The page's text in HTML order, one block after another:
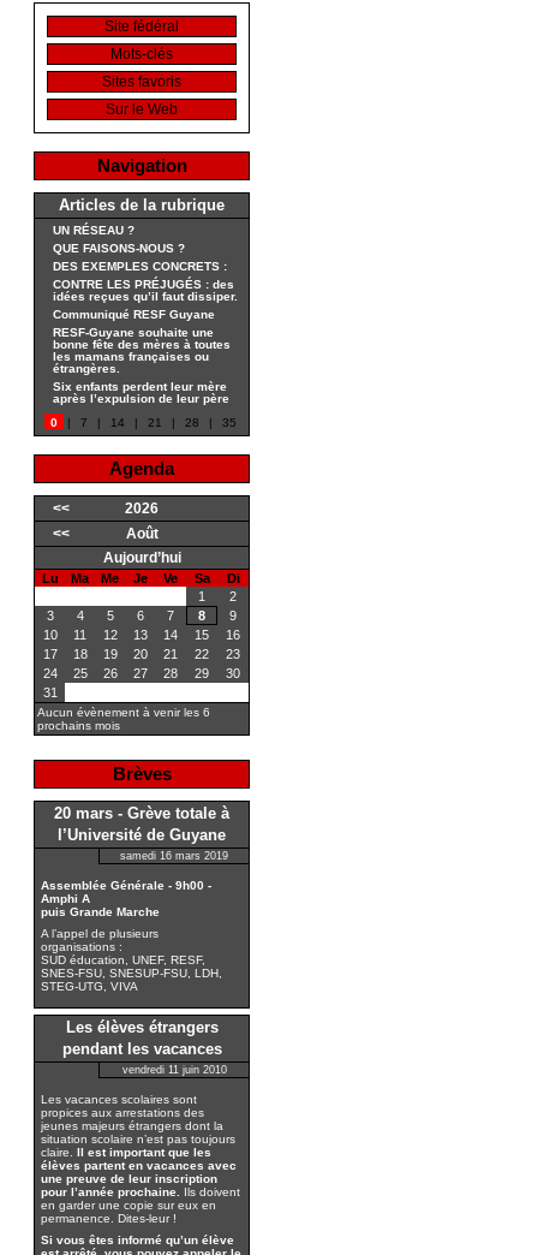
Site fédéral
Mots-clés
Sites favoris
Sur le Web
Navigation
Articles de la rubrique
UN RÉSEAU ?
QUE FAISONS-NOUS ?
DES EXEMPLES CONCRETS :
CONTRE LES PRÉJUGÉS : des
idées reçues qu’il faut dissiper.
Communiqué RESF Guyane
RESF-Guyane souhaite une
bonne fête des mères à toutes
les mamans françaises ou
étrangères.
Six enfants perdent leur mère
après l’expulsion de leur père
0
| 7 | 14 | 21 | 28 | 35
Agenda
<<
2026
<<
Août
Aujourd’hui
Lu Ma Me Je Ve Sa
Di
1
2
3
4 5 6 7 8
9
10
11 12 13 14 15
16
17
18 19 20 21 22
23
24
25 26 27 28 29
30
31
Aucun évènement à venir les 6
prochains mois
Brèves
20 mars - Grève totale à
l’Université de Guyane
samedi 16 mars 2019
Assemblée Générale - 9h00 -
Amphi A
puis Grande Marche
A l’appel de plusieurs
organisations :
SUD éducation, UNEF, RESF,
SNES-FSU, SNESUP-FSU, LDH,
STEG-UTG, VIVA
Les élèves étrangers
pendant les vacances
vendredi 11 juin 2010
Les vacances scolaires sont
propices aux arrestations des
jeunes majeurs étrangers dont la
situation scolaire n’est pas toujours
claire. Il est important que les
élèves partent en vacances avec
une preuve de leur inscription
pour l’année prochaine.
Ils doivent
en garder une copie sur eux en
permanence. Dites-leur !
Si vous êtes informé qu’un élève